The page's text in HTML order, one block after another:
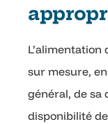
L’alimentation
sur mesure,
général, de sa
disponibilité